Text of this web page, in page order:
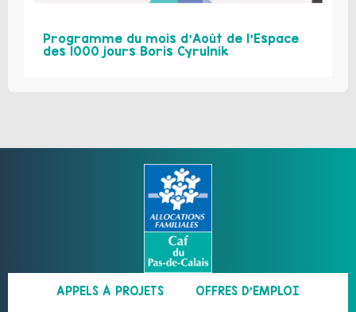
Programme du mois d’Août de l’Espace
des 1000 jours Boris Cyrulnik
APPELS À PROJETS OFFRES D’EMPLOI